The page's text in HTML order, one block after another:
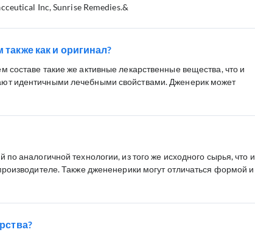
Inc, Sunrise Remedies.&
как и оригинал?
составе такие же активные лекарственные вещества, что и
идентичными лечебными свойствами. Дженерик может
аналогичной технологии, из того же исходного сырья, что и
Также джененерики могут отличаться формой и